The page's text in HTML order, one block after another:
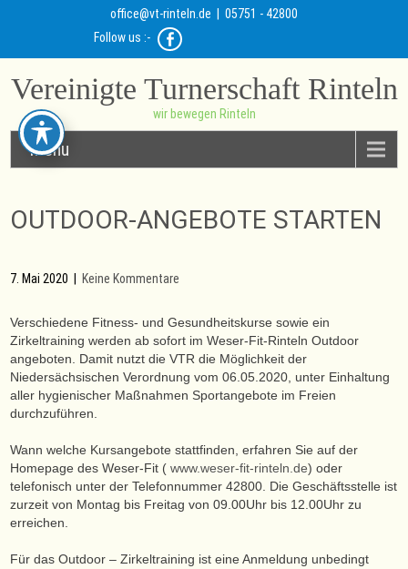
office@vt-rinteln.de | 05751 - 42800
Follow us :-
Vereinigte Turnerschaft Rinteln
wir bewegen Rinteln
Menu
OUTDOOR-ANGEBOTE STARTEN
7. Mai 2020 Keine Kommentare
Verschiedene Fitness- und Gesundheitskurse sowie ein
Zirkeltraining werden ab sofort im Weser-Fit-Rinteln Outdoor
angeboten. Damit nutzt die VTR die Möglichkeit der
Niedersächsischen Verordnung vom 06.05.2020, unter Einhaltung
aller hygienischer Maßnahmen Sportangebote im Freien
durchzuführen.
Wann welche Kursangebote stattfinden, erfahren Sie auf der
Homepage des Weser-Fit (www.weser-fit-rinteln.de) oder
telefonisch unter der Telefonnummer 42800. Die Geschäftsstelle ist
zurzeit von Montag bis Freitag von 09.00Uhr bis 12.00Uhr zu
erreichen.
Für das Outdoor – Zirkeltraining ist eine Anmeldung unbedingt